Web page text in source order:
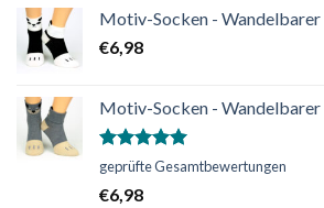
Motiv-Socken - Wandelbarer
€6,98
Motiv-Socken - Wandelbarer
Bewertet
von 5
geprüfte Gesamtbewertungen
€6,98